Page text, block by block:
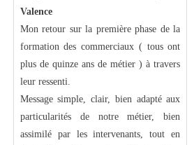
Valence
Mon retour sur la première phase de la
formation des commerciaux ( tous ont
plus de quinze ans de métier ) à travers
leur ressenti.
Message simple, clair, bien adapté aux
particularités de notre métier, bien
assimilé par les intervenants, tout en